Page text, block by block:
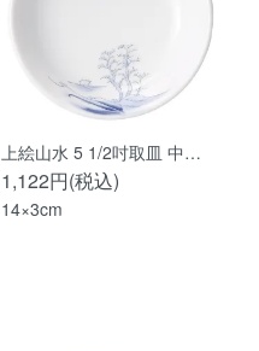
上絵山水 5 1/2吋取皿 中…
1,122円(税込)
14×3cm